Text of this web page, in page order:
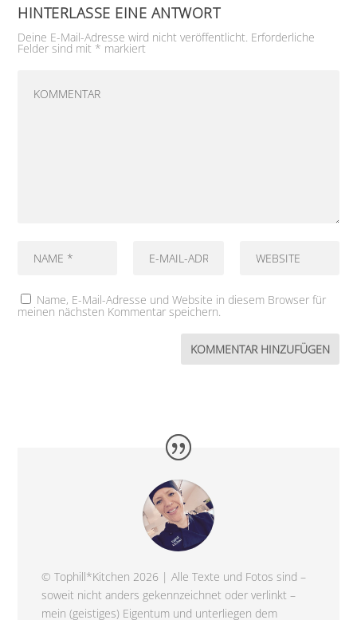
HINTERLASSE EINE ANTWORT
Deine E-Mail-Adresse wird nicht veröffentlicht. Erforderliche
Felder sind mit * markiert
Name, E-Mail-Adresse und Website in diesem Browser für
meinen nächsten Kommentar speichern.
© Tophill*Kitchen 2026 | Alle Texte und Fotos sind –
soweit nicht anders gekennzeichnet oder verlinkt –
mein (geistiges) Eigentum und unterliegen dem